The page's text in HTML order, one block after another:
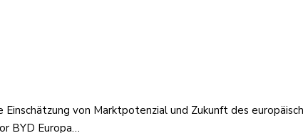
Einschätzung von Marktpotenzial und Zukunft des
BYD Europa…